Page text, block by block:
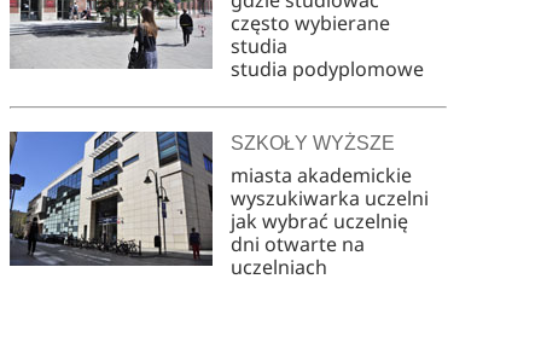
często wybierane
studia
studia podyplomowe
SZKOŁY WYŻSZE
miasta akademickie
wyszukiwarka uczelni
jak wybrać uczelnię
dni otwarte na
uczelniach